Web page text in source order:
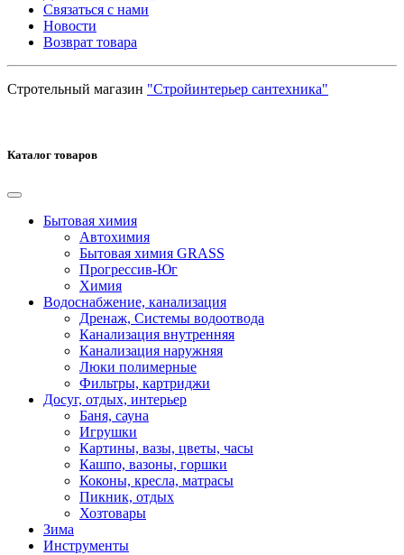
Связаться с нами
Новости
Возврат товара
Стротельный магазин "Стройинтерьер сантехника"
Каталог товаров
Бытовая химия
Автохимия
Бытовая химия GRASS
Прогрессив-Юг
Химия
Водоснабжение, канализация
Дренаж, Системы водоотвода
Канализация внутренняя
Канализация наружняя
Люки полимерные
Фильтры, картриджи
Досуг, отдых, интерьер
Баня, сауна
Игрушки
Картины, вазы, цветы, часы
Кашпо, вазоны, горшки
Коконы, кресла, матрасы
Пикник, отдых
Хозтовары
Зима
Инструменты